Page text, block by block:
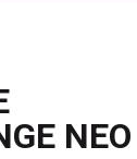
NEO